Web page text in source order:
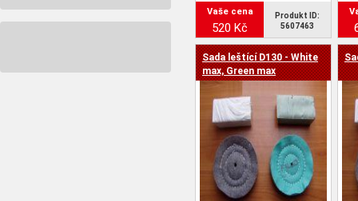
Vaše cena
520 Kč
Produkt ID:
5607463
Sada leštící D130 - White
max, Green max